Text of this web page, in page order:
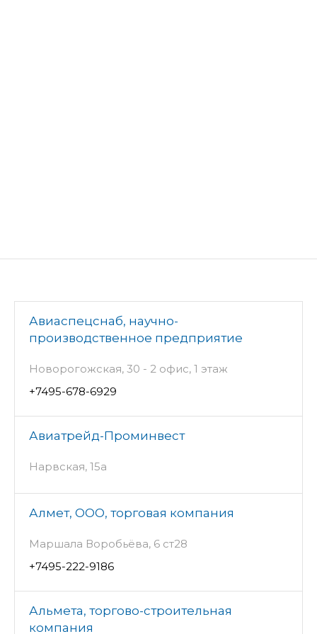
Авиаспецснаб, научно-
производственное предприятие
Новорогожская, 30 - 2 офис, 1 этаж
+7495-678-6929
Авиатрейд-Проминвест
Нарвская, 15а
Алмет, ООО, торговая компания
Маршала Воробьёва, 6 ст28
+7495-222-9186
Альмета, торгово-строительная
компания